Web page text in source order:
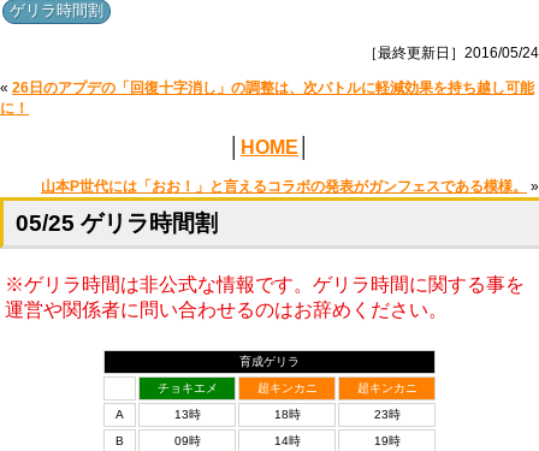
ゲリラ時間割
［最終更新日］2016/05/24
« 26日のアプデの「回復十字消し」の調整は、次バトルに軽減効果を持ち越し可能
に！
HOME
山本P世代には「おお！」と言えるコラボの発表がガンフェスである模様。 »
05/25 ゲリラ時間割
※ゲリラ時間は非公式な情報です。ゲリラ時間に関する事を
運営や関係者に問い合わせるのはお辞めください。
育成ゲリラ
チョキエメ
超キンカニ
超キンカニ
A
13時 18時
23時
B
09時 14時
19時